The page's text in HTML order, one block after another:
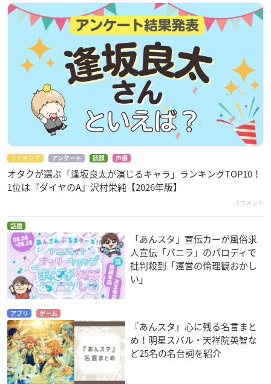
ランキング アンケート 話題 声優
オタクが選ぶ「逢坂良太が演じるキャラ」ランキングTOP10！
1位は『ダイヤのA』沢村栄純【2026年版】
2コメント
話題
「あんスタ」宣伝カーが風俗求
人宣伝「バニラ」のパロディで
批判殺到「運営の倫理観おかし
い」
アプリ ゲーム
『あんスタ』心に残る名言まと
め！明星スバル・天祥院英智な
ど25名の名台詞を紹介